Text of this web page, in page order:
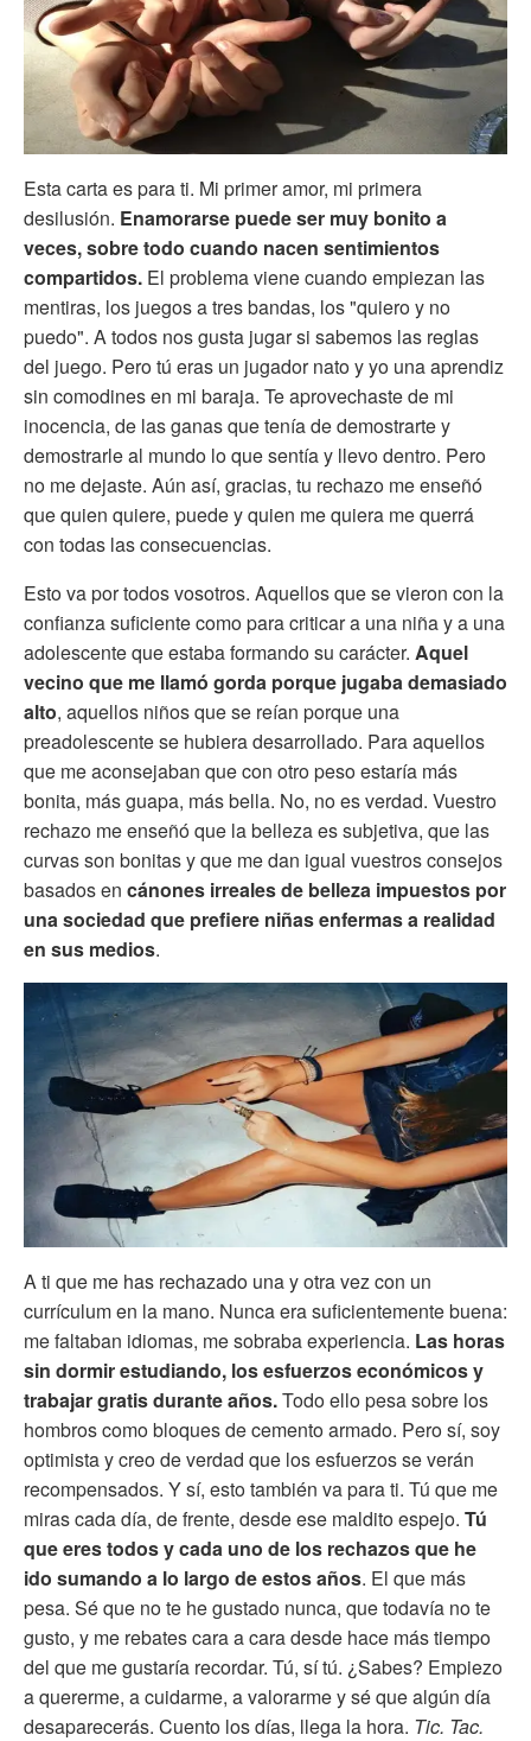
Esta carta es para ti. Mi primer amor, mi primera
desilusión. Enamorarse puede ser muy bonito a
veces, sobre todo cuando nacen sentimientos
compartidos. El problema viene cuando empiezan las
mentiras, los juegos a tres bandas, los "quiero y no
puedo". A todos nos gusta jugar si sabemos las reglas
del juego. Pero tú eras un jugador nato y yo una aprendiz
sin comodines en mi baraja. Te aprovechaste de mi
inocencia, de las ganas que tenía de demostrarte y
demostrarle al mundo lo que sentía y llevo dentro. Pero
no me dejaste. Aún así, gracias, tu rechazo me enseñó
que quien quiere, puede y quien me quiera me querrá
con todas las consecuencias.
Esto va por todos vosotros. Aquellos que se vieron con la
confianza suficiente como para criticar a una niña y a una
adolescente que estaba formando su carácter. Aquel
vecino que me llamó gorda porque jugaba demasiado
alto, aquellos niños que se reían porque una
preadolescente se hubiera desarrollado. Para aquellos
que me aconsejaban que con otro peso estaría más
bonita, más guapa, más bella. No, no es verdad. Vuestro
rechazo me enseñó que la belleza es subjetiva, que las
curvas son bonitas y que me dan igual vuestros consejos
basados en cánones irreales de belleza impuestos por
una sociedad que prefiere niñas enfermas a realidad
en sus medios.
A ti que me has rechazado una y otra vez con un
currículum en la mano. Nunca era suficientemente buena:
me faltaban idiomas, me sobraba experiencia. Las horas
sin dormir estudiando, los esfuerzos económicos y
trabajar gratis durante años.Todo ello pesa sobre los
hombros como bloques de cemento armado. Pero sí, soy
optimista y creo de verdad que los esfuerzos se verán
recompensados. Y sí, esto también va para ti. Tú que me
miras cada día, de frente, desde ese maldito espejo. Tú
que eres todos y cada uno de los rechazos que he
ido sumando a lo largo de estos años. El que más
pesa. Sé que no te he gustado nunca, que todavía no te
gusto, y me rebates cara a cara desde hace más tiempo
del que me gustaría recordar. Tú, sí tú. ¿Sabes? Empiezo
a quererme, a cuidarme, a valorarme y sé que algún día
desaparecerás. Cuento los días, llega la hora. Tic. Tac.